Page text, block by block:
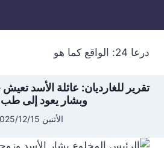
درعا 24: الواقع كما هو
تقرير للغارديان: عائلة الأسد
وبشار يعود إلى طب
الأثنين 2025/12/15